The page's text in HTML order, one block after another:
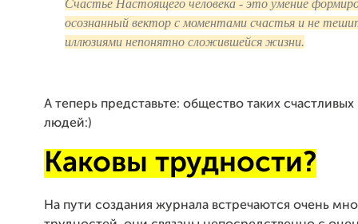
Счастье Настоящего человека - это умение
осознанный вектор с моментами счастья и не
иллюзиями непонятно сложившейся жизни.
А теперь представьте: общество таких
людей:)
Каковы трудности?
На пути создания журнала встречаются очень